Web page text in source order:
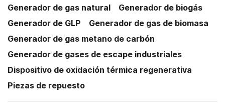
Generador de gas natural
Generador de biogás
Generador de GLP
Generador de gas de biomasa
Generador de gas metano de carbón
Generador de gases de escape industriales
Dispositivo de oxidación térmica regenerativa
Piezas de repuesto